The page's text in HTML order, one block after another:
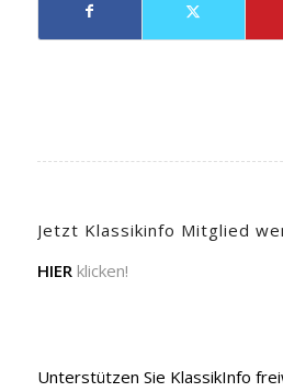
Jetzt Klassikinfo Mitglied
HIER klicken!
Unterstützen Sie KlassikInfo